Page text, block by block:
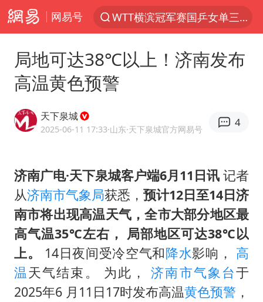
网易号
WTT横滨冠军赛国乒女单三将晋级四强
白海豚将正面袭击贯穿浙江
杭州全市有序停课
酒店花洒现排泄物住客索赔遭拒
新疆优化调整景区内自驾服务费
夏日经济乘“热”而上 消费市场向“新”而行
36岁男演员成景区NPC后人气爆棚
宇树王兴兴被问了360多个问题
全民健身事业高质量发展
上四休三，但降薪1000元，你接受吗？
局地可达38℃以上！济南发布
高温黄色预警
天下泉城
2025-06-11 17:33·山东·天下泉城官方网易号
4
济南广电·天下泉城客户端6月11日讯 记者
从济南市气象局获悉，预计12日至14日济
南市将出现高温天气，全市大部分地区最
高气温35℃左右， 局部地区可达38℃以
上。
14日夜间受冷空气和降水影响， 高
温天气结束。 为此，济南市气象台于
2025年6 月11日17时发布高温黄色预警 ，